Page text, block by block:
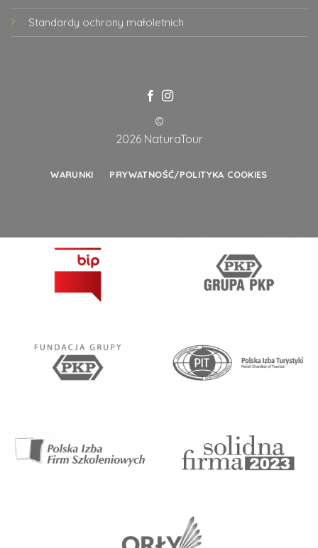
Standardy ochrony małoletnich
©
2026 NaturaTour
WARUNKI PRYWATNOŚĆ/POLITYKA COOKIES